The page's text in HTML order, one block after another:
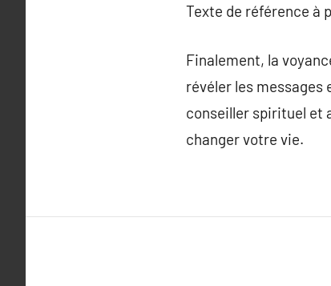
Texte de référence à
Finalement, la
révéler les
conseiller spirituel et
changer votre vie.